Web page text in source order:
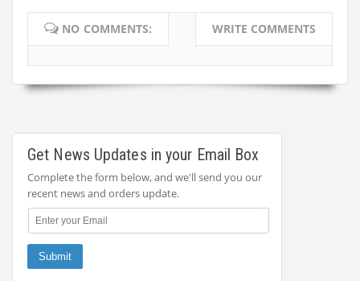
NO COMMENTS: WRITE COMMENTS
Get News Updates in your Email Box
Complete the form below, and we'll send you our
recent news and orders update.